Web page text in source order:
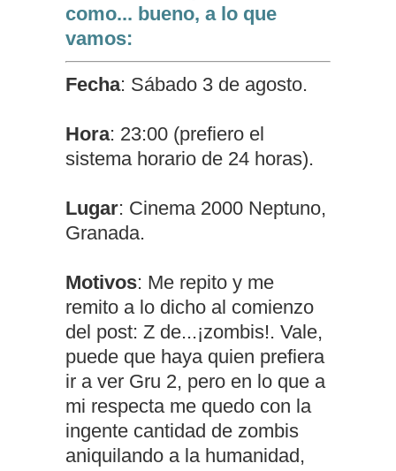
como... bueno, a lo que
vamos:
Fecha: Sábado 3 de agosto.
Hora: 23:00 (prefiero el
sistema horario de 24 horas).
Lugar: Cinema 2000 Neptuno,
Granada.
Motivos: Me repito y me
remito a lo dicho al comienzo
del post: Z de...¡zombis!. Vale,
puede que haya quien prefiera
ir a ver Gru 2, pero en lo que a
mi respecta me quedo con la
ingente cantidad de zombis
aniquilando a la humanidad,